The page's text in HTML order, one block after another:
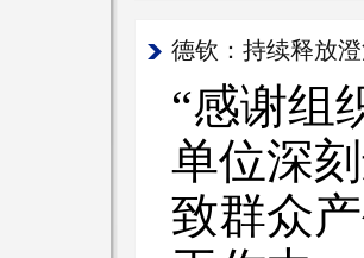
德钦：持续释放
“感谢组
单位深
致群众